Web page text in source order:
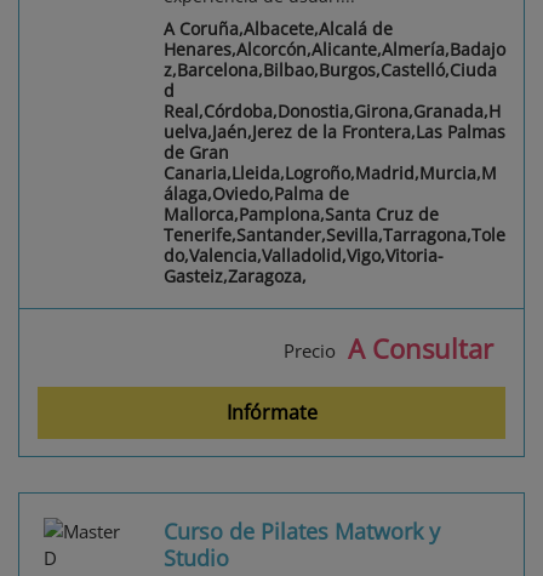
A Coruña,Albacete,Alcalá de
Henares,Alcorcón,Alicante,Almería,Badajo
z,Barcelona,Bilbao,Burgos,Castelló,Ciuda
d
Real,Córdoba,Donostia,Girona,Granada,H
uelva,Jaén,Jerez de la Frontera,Las Palmas
de Gran
Canaria,Lleida,Logroño,Madrid,Murcia,M
álaga,Oviedo,Palma de
Mallorca,Pamplona,Santa Cruz de
Tenerife,Santander,Sevilla,Tarragona,Tole
do,Valencia,Valladolid,Vigo,Vitoria-
Gasteiz,Zaragoza,
Precio A Consultar
Infórmate
Curso de Pilates Matwork y
Studio